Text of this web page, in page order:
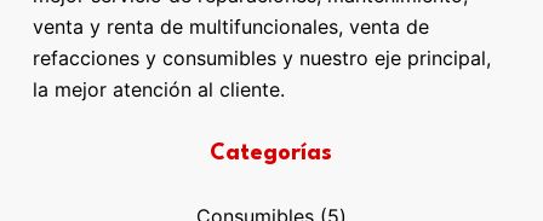
venta y renta de multifuncionales, venta de
refacciones y consumibles y nuestro eje principal,
la mejor atención al cliente.
Categorías
Consumibles 55